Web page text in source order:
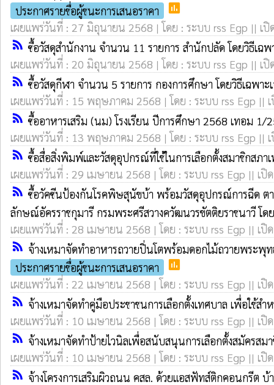
ประกาศรายชื่อผู้ชนะการเสนอราคา
poll
เผยแพร่วันที่ : 27 มิถุนายน 2568 | โดย : ระบบ rss Egp || เ
rss_feed ซื้อวัสดุสำนักงาน จำนวน 11 รายการ สำนักปลัด โดยวิธีเฉพ
เผยแพร่วันที่ : 20 มิถุนายน 2568 | โดย : ระบบ rss Egp || เ
rss_feed ซื้อวัสดุกีฬา จำนวน 5 รายการ กองการศึกษา โดยวิธีเฉพาะ
เผยแพร่วันที่ : 15 พฤษภาคม 2568 | โดย : ระบบ rss Egp ||
rss_feed ซื้ออาหารเสริม (นม) โรงเรียน ปีการศึกษา 2568 เทอม
เผยแพร่วันที่ : 13 พฤษภาคม 2568 | โดย : ระบบ rss Egp ||
rss_feed ซื้อสื่อสิ่งพิมพ์และวัสดุอุปกรณ์ที่ใช้ในการเลือกตั้งสมาชิกสภา
เผยแพร่วันที่ : 29 เมษายน 2568 | โดย : ระบบ rss Egp || เปิ
rss_feed ซื้อวัคซีนป้องกันโรคพิษสุนัขบ้า พร้อมวัสดุอุปกรณ์การฉีด ต
ลักษณ์อัครราชกุมารี กรมพระศรีสวางควัฒนวรขัตติยราชนาวี โด
เผยแพร่วันที่ : 28 เมษายน 2568 | โดย : ระบบ rss Egp || เปิ
rss_feed จ้างเหมาจัดทำอาหารถวายปิ่นโตพร้อมดอกไม้ถวายพระพุท
ประกาศรายชื่อผู้ชนะการเสนอราคา
poll
เผยแพร่วันที่ : 22 เมษายน 2568 | โดย : ระบบ rss Egp || เปิ
rss_feed จ้างเหมาจัดทำคู่มือประชาชนการเลือกตั้งเทศบาล เพื่อใช้ส
เผยแพร่วันที่ : 10 เมษายน 2568 | โดย : ระบบ rss Egp || เปิ
rss_feed จ้างเหมาจัดทำป้ายไวนิลเพื่อสนับสนุนการเลือกตั้งสมัครสม
เผยแพร่วันที่ : 10 เมษายน 2568 | โดย : ระบบ rss Egp || เปิ
rss_feed จ้างโครงการเสริมผิวถนน คสล. ด้วยแอสฟัทส์ติกคอนกรี